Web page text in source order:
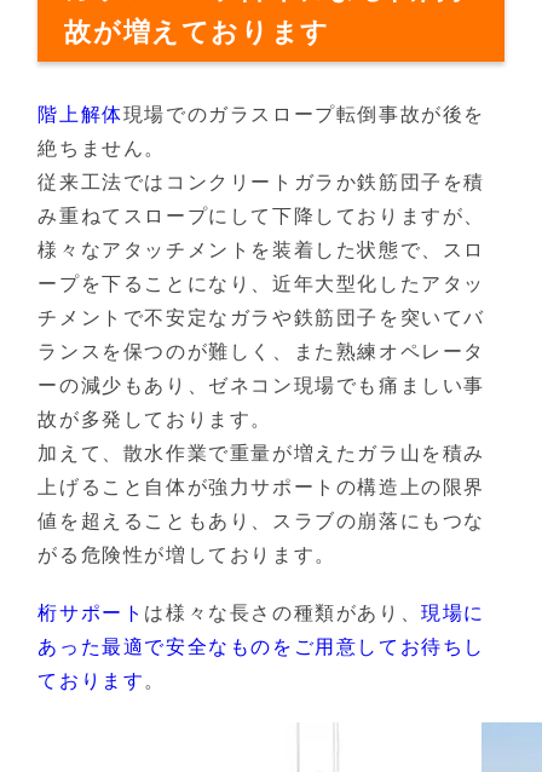
故が増えております
階上解体現場でのガラスロープ転倒事故が後を
絶ちません。
従来工法ではコンクリートガラか鉄筋団子を積
み重ねてスロープにして下降しておりますが、
様々なアタッチメントを装着した状態で、スロ
ープを下ることになり、近年大型化したアタッ
チメントで不安定なガラや鉄筋団子を突いてバ
ランスを保つのが難しく、また熟練オペレータ
ーの減少もあり、ゼネコン現場でも痛ましい事
故が多発しております。
加えて、散水作業で重量が増えたガラ山を積み
上げること自体が強力サポートの構造上の限界
値を超えることもあり、スラブの崩落にもつな
がる危険性が増しております。
桁サポート は様々な長さの種類があり、現場に
あった最適で安全なものをご用意してお待ちし
ております 。